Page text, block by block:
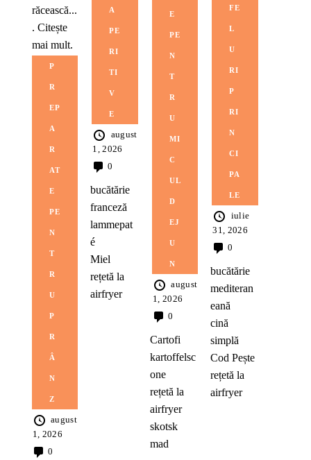
răcească...
. Citește
mai mult.
P
R
EP
A
R
AT
E
PE
N
T
R
U
P
R
Â
N
Z
august
1, 2026
0
A
PE
RI
TI
V
E
august
1, 2026
0
bucătărie
franceză
lammepat
é
Miel
rețetă la
airfryer
E
PE
N
T
R
U
MI
C
UL
D
EJ
U
N
august
1, 2026
0
Cartofi
kartoffelsc
one
rețetă la
airfryer
skotsk
mad
FE
L
U
RI
P
RI
N
CI
PA
LE
iulie
31, 2026
0
bucătărie
mediteran
eană
cină
simplă
Cod Pește
rețetă la
airfryer